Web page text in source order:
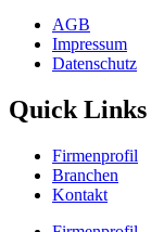
AGB
Impressum
Datenschutz
Quick Links
Firmenprofil
Branchen
Kontakt